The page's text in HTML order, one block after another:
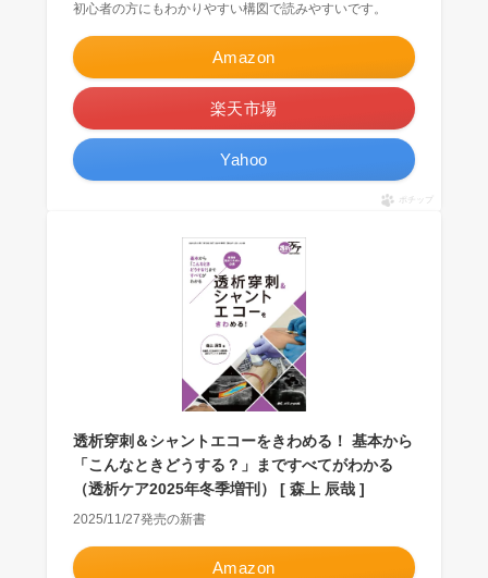
初心者の方にもわかりやすい構図で読みやすいです。
Amazon
楽天市場
Yahoo
ポチップ
透析穿刺＆シャントエコーをきわめる！ 基本から
「こんなときどうする？」まですべてがわかる
（透析ケア2025年冬季増刊） [ 森上 辰哉 ]
2025/11/27発売の新書
Amazon